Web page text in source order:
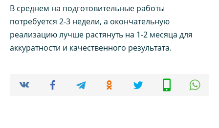
В среднем на подготовительные работы
потребуется 2-3 недели, а окончательную
реализацию лучше растянуть на 1-2 месяца для
аккуратности и качественного результата.